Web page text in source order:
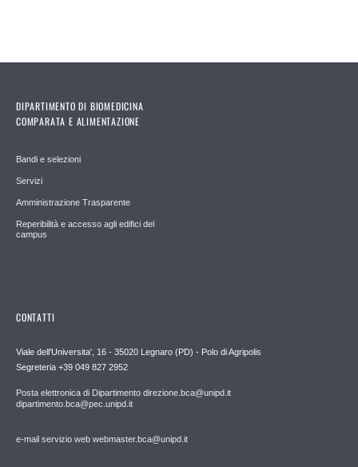
DIPARTIMENTO DI BIOMEDICINA
COMPARATA E ALIMENTAZIONE
Bandi e selezioni
Servizi
Amministrazione Trasparente
Reperibilità e accesso agli edifici del
campus
CONTATTI
Viale dell'Universita', 16 - 35020 Legnaro (PD) - Polo di Agripolis
Segreteria +39 049 827 2952
Posta elettronica di Dipartimento direzione.bca@unipd.it
dipartimento.bca@pec.unipd.it
e-mail servizio web webmaster.bca@unipd.it